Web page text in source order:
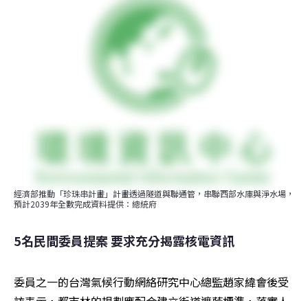
經濟部推動「珍珠串計畫」計畫透過隧道與聯通管，串聯西部水庫與淨水場，
預計2039年全數完成資料提供：總統府
5名民間委員提案 要求充分揭露核電資訊
委員之一的台灣氣候行動網絡研究中心總監趙家緯會後受